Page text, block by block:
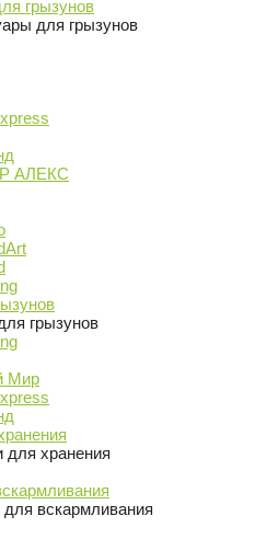
грызунов
для грызунов
АЛЕКС
грызунов
Мир
для хранения
вскармливания